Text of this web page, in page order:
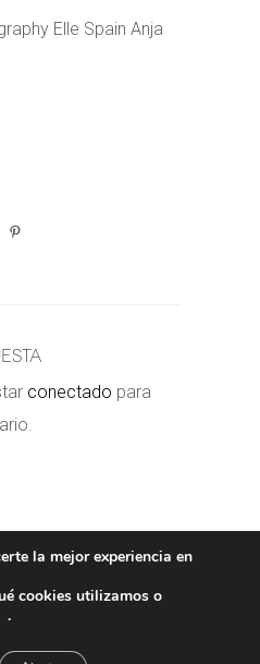
Elle Spain Anja
conectado para
- POLÍTICA
la mejor experiencia en
cookies utilizamos o
.